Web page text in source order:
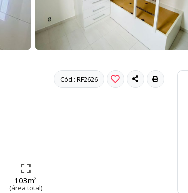
Cód.: RF2626
103m²
(área total)